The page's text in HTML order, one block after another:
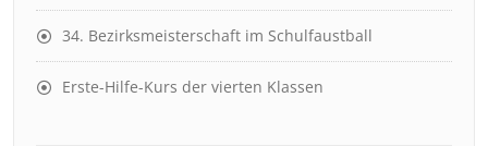
34. Bezirksmeisterschaft im Schulfaustball
Erste-Hilfe-Kurs der vierten Klassen